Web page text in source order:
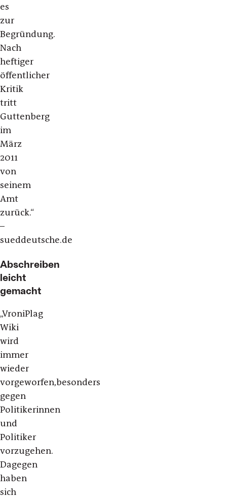
es
zur
Begründung.
Nach
heftiger
öffentlicher
Kritik
tritt
Guttenberg
im
März
2011
von
seinem
Amt
zurück.“
–
sueddeutsche.de
Abschreiben
leicht
gemacht
„VroniPlag
Wiki
wird
immer
wieder
vorgeworfen,besonders
gegen
Politikerinnen
und
Politiker
vorzugehen.
Dagegen
haben
sich